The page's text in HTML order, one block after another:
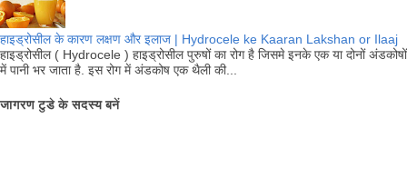
हाइड्रोसील के कारण लक्षण और इलाज | Hydrocele ke Kaaran Lakshan or Ilaaj
हाइड्रोसील ( Hydrocele ) हाइड्रोसील पुरुषों का रोग है जिसमे इनके एक या दोनों अंडकोषों
में पानी भर जाता है. इस रोग में अंडकोष एक थैली की...
जागरण टुडे के सदस्य बनें